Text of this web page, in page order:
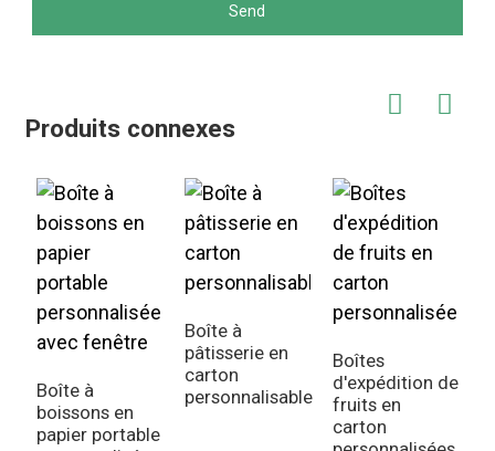
Send
Produits connexes
Boîte à
boissons en
papier portable
Boîte à
pâtisserie en
carton
personnalisable
Boîtes
d'expédition de
fruits en
carton